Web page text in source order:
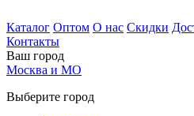
Каталог Оптом О нас Скидки
Контакты
Ваш город
Москва и МО
Выберите город